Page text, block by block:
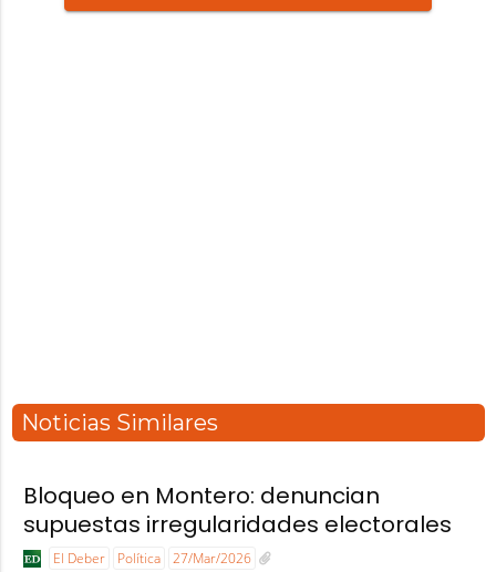
Noticias Similares
Bloqueo en Montero: denuncian
supuestas irregularidades electorales
El Deber Política 27/Mar/2026